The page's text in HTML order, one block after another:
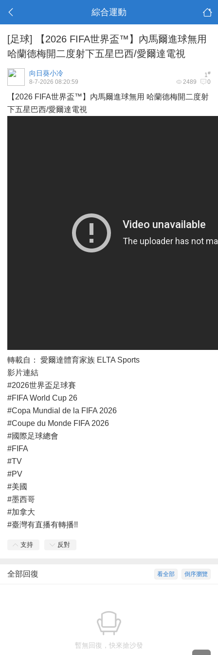
綜合運動
[足球]
【2026 FIFA世界盃™】內馬爾進球無用
哈蘭德梅開二度射下五星巴西/愛爾達電視
1#
向日葵小冷
2489 0
8-7-2026 08:20:59
【2026 FIFA世界盃™】內馬爾進球無用 哈蘭德梅開二度射
下五星巴西/愛爾達電視
轉載自： 愛爾達體育家族 ELTA Sports
影片連結
#2026世界盃足球賽
#FIFA World Cup 26
#Copa Mundial de la FIFA 2026
#Coupe du Monde FIFA 2026
#國際足球總會
#FIFA
#TV
#PV
#美國
#墨西哥
#加拿大
#臺灣有直播有轉播!!
支持 反對
倒序瀏覽
看全部
全部回復
暫無回復，快來搶沙發